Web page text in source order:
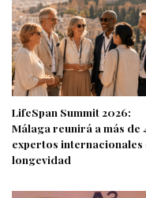
LifeSpan Summit 2026:
Málaga reunirá a más de
expertos internacionales
longevidad